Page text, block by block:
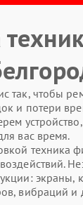
так, чтобы
и потери
вас время.
техника
экраны,
вибраций и